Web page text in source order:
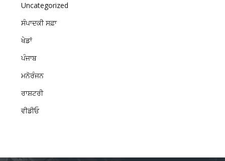
Uncategorized
ਸੰਪਾਦਕੀ ਸਫ਼ਾ
ਖੇਡਾਂ
ਪੰਜਾਬ
ਮਨੋਰੰਜਨ
ਰਾਸ਼ਟਰੀ
ਵੀਡੀਓ